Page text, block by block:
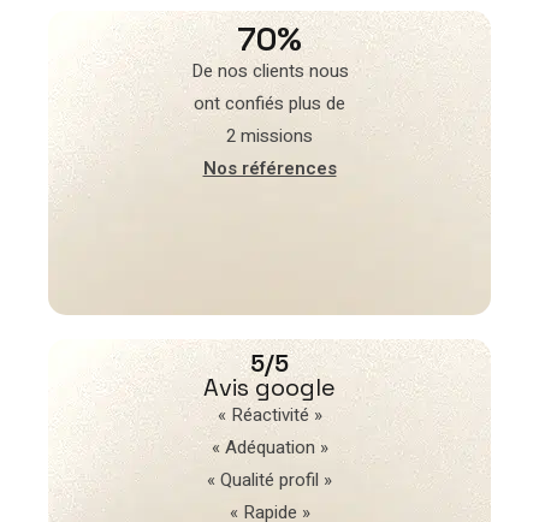
70%
De nos clients nous
ont confiés plus de
2 missions
Nos références
5/5
Avis google
« Réactivité »
« Adéquation »
« Qualité profil »
« Rapide »